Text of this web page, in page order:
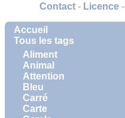
Accueil
Tous les tags
Aliment
Animal
Attention
Bleu
Carré
Carte
Contact- Licence-